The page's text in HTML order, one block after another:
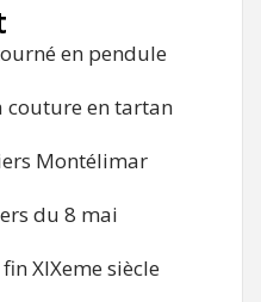
en pendule
couture en tartan
Montélimar
du 8 mai
XIXeme siècle